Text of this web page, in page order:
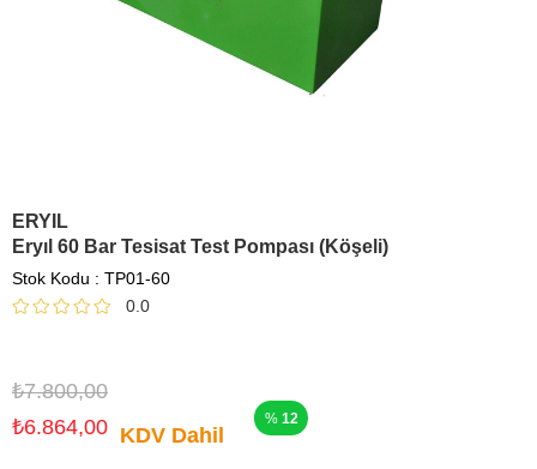
ERYIL
Eryıl 60 Bar Tesisat Test Pompası (Köşeli)
Stok Kodu
TP01-60
0.0
₺7.800,00
KDV Dahil
₺6.864,00 12